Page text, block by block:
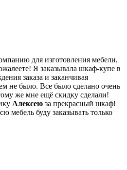
для изготовления мебели,
Я заказывала шкаф-купе в
заказа и заканчивая
не было. Все было сделано очень
же мне ещё скидку сделали!
Алексею за прекрасный шкаф!
мебель буду заказывать только